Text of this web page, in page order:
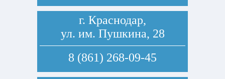
г. Краснодар,
ул. им. Пушкина, 28
8 (861) 268-09-45